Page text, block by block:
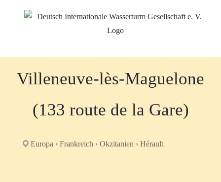
Villeneuve-lès-Maguelone
(133 route de la Gare)
Europa › Frankreich › Okzitanien › Hérault